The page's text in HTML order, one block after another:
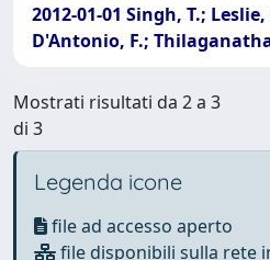
2012-01-01 Singh, T.;
D'Antonio, F.;
Mostrati risultati da 2 a 3
di 3
Legenda icone
file ad accesso aperto
file disponibili sulla rete